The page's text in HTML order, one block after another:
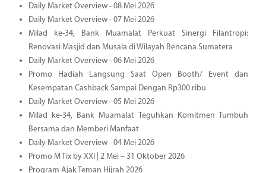
Daily Market Overview - 08 Mei 2026
Daily Market Overview - 07 Mei 2026
Milad ke-34, Bank Muamalat Perkuat Sinergi Filantropi:
Renovasi Masjid dan Musala di Wilayah Bencana Sumatera
Daily Market Overview - 06 Mei 2026
Promo Hadiah Langsung Saat Open Booth/ Event dan
Kesempatan Cashback Sampai Dengan Rp300 ribu
Daily Market Overview - 05 Mei 2026
Milad ke-34, Bank Muamalat Teguhkan Komitmen Tumbuh
Bersama dan Memberi Manfaat
Daily Market Overview - 04 Mei 2026
Promo M Tix by XXI | 2 Mei – 31 Oktober 2026
Program Ajak Teman Hijrah 2026